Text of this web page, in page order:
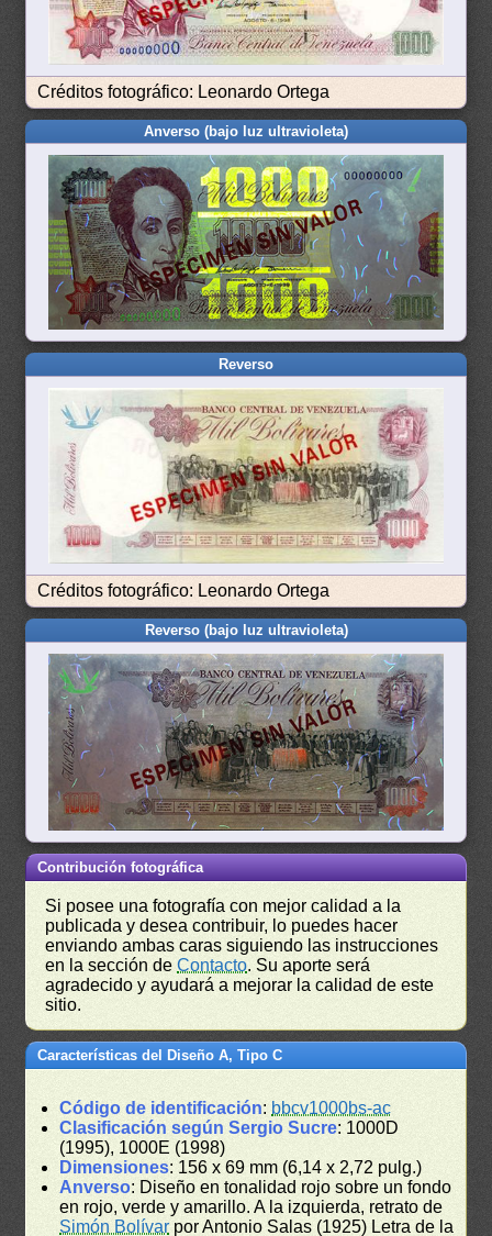
Créditos fotográfico: Leonardo Ortega
Anverso (bajo luz ultravioleta)
Reverso
Créditos fotográfico: Leonardo Ortega
Reverso (bajo luz ultravioleta)
Contribución fotográfica
Si posee una fotografía con mejor calidad a la
publicada y desea contribuir, lo puedes hacer
enviando ambas caras siguiendo las instrucciones
en la sección deContacto. Su aporte será
agradecido y ayudará a mejorar la calidad de este
sitio.
Características del Diseño A, Tipo C
Código de identificación: bbcv1000bs-ac
Clasificación según Sergio Sucre: 1000D
(1995), 1000E (1998)
Dimensiones: 156 x 69 mm (6,14 x 2,72 pulg.)
Anverso: Diseño en tonalidad rojo sobre un fondo
en rojo, verde y amarillo. A la izquierda, retrato de
Simón Bolívarpor Antonio Salas (1925) Letra de la